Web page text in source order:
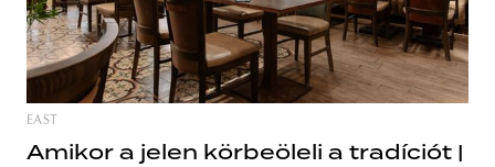
EAST
Amikor a jelen körbeöleli a tradíciót |